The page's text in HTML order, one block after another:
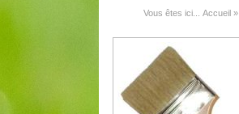
Vous êtes ici... Accueil »